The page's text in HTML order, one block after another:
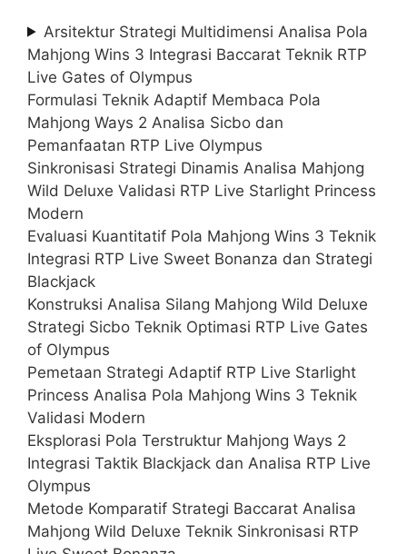
Arsitektur Strategi Multidimensi Analisa Pola
Mahjong Wins 3 Integrasi Baccarat Teknik RTP
Live Gates of Olympus
Formulasi Teknik Adaptif Membaca Pola
Mahjong Ways 2 Analisa Sicbo dan
Pemanfaatan RTP Live Olympus
Sinkronisasi Strategi Dinamis Analisa Mahjong
Wild Deluxe Validasi RTP Live Starlight Princess
Modern
Evaluasi Kuantitatif Pola Mahjong Wins 3 Teknik
Integrasi RTP Live Sweet Bonanza dan Strategi
Blackjack
Konstruksi Analisa Silang Mahjong Wild Deluxe
Strategi Sicbo Teknik Optimasi RTP Live Gates
of Olympus
Pemetaan Strategi Adaptif RTP Live Starlight
Princess Analisa Pola Mahjong Wins 3 Teknik
Validasi Modern
Eksplorasi Pola Terstruktur Mahjong Ways 2
Integrasi Taktik Blackjack dan Analisa RTP Live
Olympus
Metode Komparatif Strategi Baccarat Analisa
Mahjong Wild Deluxe Teknik Sinkronisasi RTP